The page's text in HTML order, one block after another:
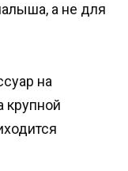
а не для
на
крупной